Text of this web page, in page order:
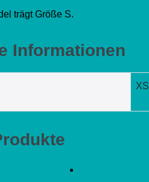
trägt Größe S.
Informationen
XS